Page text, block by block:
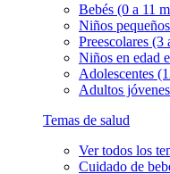
Bebés (0 a 11
Niños
Preescolares (3
Niños en edad
Adolescentes
Adultos
Temas de salud
Ver todos los
Cuidado de